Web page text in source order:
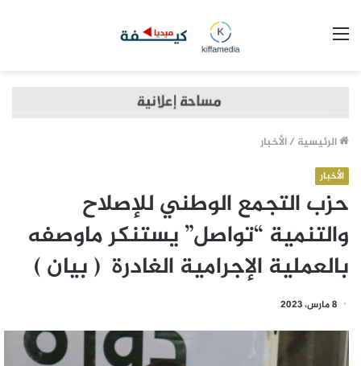
الرئيسية /الأخبار
الأخبار
حزب التجمع الوطني للإصلاح
والتنمية “تواصل” يستنكر ماوصفه
بالعملية الإجرامية الغادرة ( بيان )
8 مارس، 2023